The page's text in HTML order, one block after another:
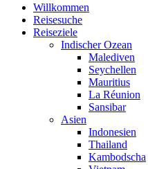
Willkommen
Reisesuche
Reiseziele
Indischer Ozean
Malediven
Seychellen
Mauritius
La Réunion
Sansibar
Asien
Indonesien
Thailand
Kambodscha